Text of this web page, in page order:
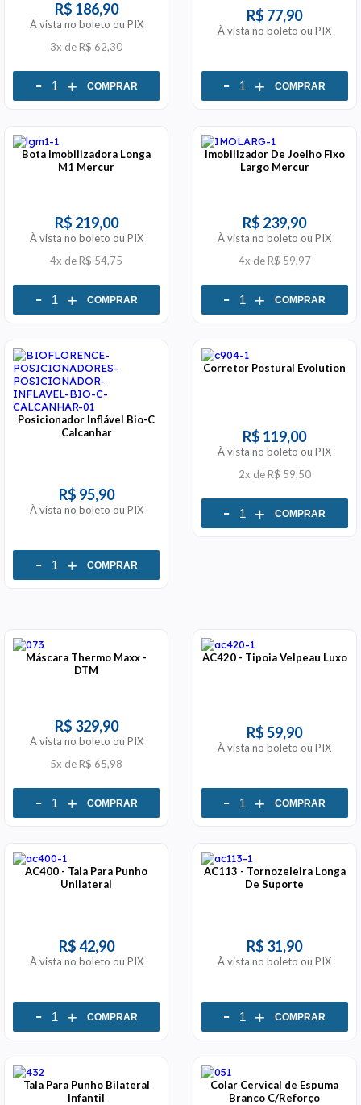
R$ 186,90
À vista no boleto ou PIX
3x de R$ 62,30
- + COMPRAR
R$ 77,90
À vista no boleto ou PIX
- + COMPRAR
Bota Imobilizadora Longa
M1 Mercur
R$ 219,00
À vista no boleto ou PIX
4x de R$ 54,75
- + COMPRAR
Imobilizador De Joelho Fixo
Largo Mercur
R$ 239,90
À vista no boleto ou PIX
4x de R$ 59,97
- + COMPRAR
Posicionador Inflável Bio-C
Calcanhar
R$ 95,90
À vista no boleto ou PIX
- + COMPRAR
Corretor Postural Evolution
R$ 119,00
À vista no boleto ou PIX
2x de R$ 59,50
- + COMPRAR
Máscara Thermo Maxx -
DTM
R$ 329,90
À vista no boleto ou PIX
5x de R$ 65,98
- + COMPRAR
AC420 - Tipoia Velpeau Luxo
R$ 59,90
À vista no boleto ou PIX
- + COMPRAR
AC400 - Tala Para Punho
Unilateral
R$ 42,90
À vista no boleto ou PIX
- + COMPRAR
AC113 - Tornozeleira Longa
De Suporte
R$ 31,90
À vista no boleto ou PIX
- + COMPRAR
Tala Para Punho Bilateral
Infantil
Colar Cervical de Espuma
Branco C/Reforço